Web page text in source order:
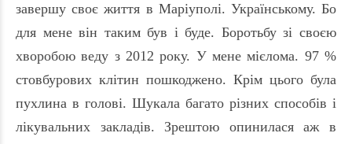
завершу своє життя в Маріуполі. Українському. Бо
для мене він таким був і буде. Боротьбу зі своєю
хворобою веду з 2012 року. У мене мієлома. 97 %
стовбурових клітин пошкоджено. Крім цього була
пухлина в голові. Шукала багато різних способів і
лікувальних закладів. Зрештою опинилася аж в